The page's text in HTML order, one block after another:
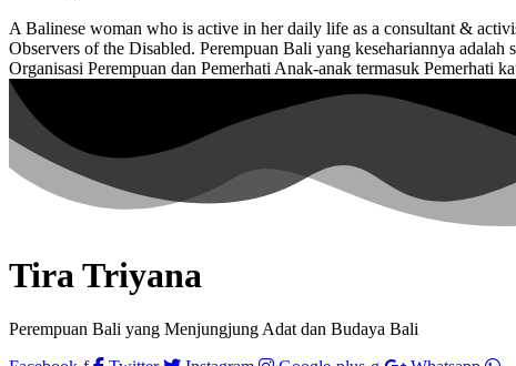
A Balinese woman who is active in her daily life as a consultant &
Observers of the Disabled. Perempuan Bali yang kesehariannya
Organisasi Perempuan dan Pemerhati Anak-anak termasuk Pemerhati
Tira Triyana
Perempuan Bali yang Menjungjung Adat dan Budaya Bali